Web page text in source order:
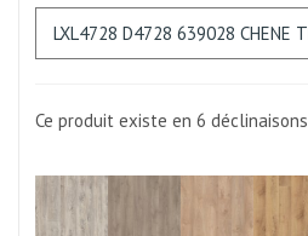
Ce produit existe en 6 déclinaisons